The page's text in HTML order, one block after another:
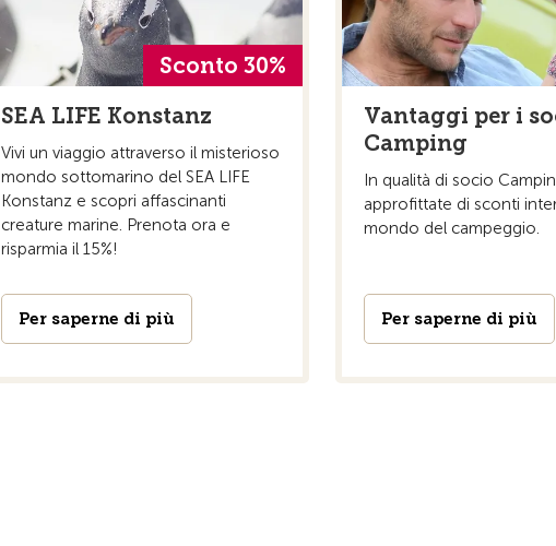
Sconto 30%
SEA LIFE Konstanz
Vivi un viaggio attraverso il misterioso
mondo sottomarino del SEA LIFE
Konstanz e scopri affascinanti
creature marine. Prenota ora e
risparmia il 15%!
Per saperne di più
Vantaggi per i
Camping
In qualità di socio
approfittate di sconti
mondo del campeggio.
Per saperne di più